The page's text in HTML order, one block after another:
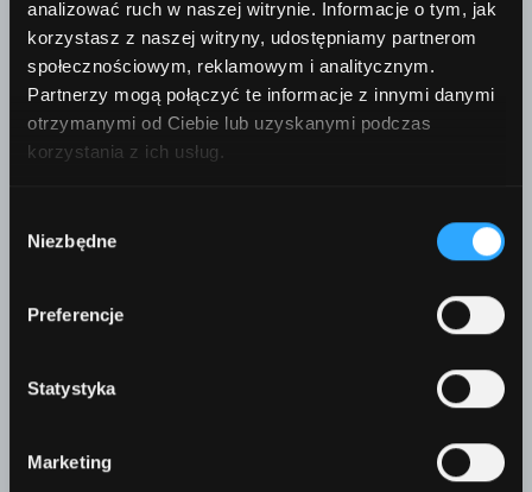
analizować ruch w naszej witrynie. Informacje o tym, jak
korzystasz z naszej witryny, udostępniamy partnerom
społecznościowym, reklamowym i analitycznym.
Partnerzy mogą połączyć te informacje z innymi danymi
otrzymanymi od Ciebie lub uzyskanymi podczas
korzystania z ich usług.
zgody
Niezbędne
Preferencje
Statystyka
Marketing
Czytaj dalej 09 października 2022
Magazyn
McC POWER TECHNOLOGY N°3,